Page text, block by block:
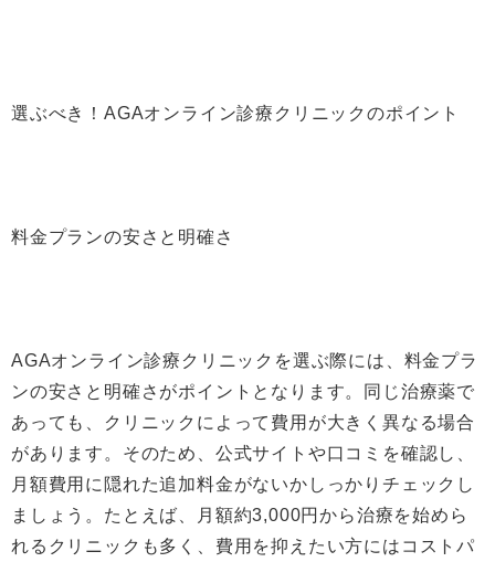
選ぶべき！AGAオンライン診療クリニックのポイント
料金プランの安さと明確さ
AGAオンライン診療クリニックを選ぶ際には、料金プラ
ンの安さと明確さがポイントとなります。同じ治療薬で
あっても、クリニックによって費用が大きく異なる場合
があります。そのため、公式サイトや口コミを確認し、
月額費用に隠れた追加料金がないかしっかりチェックし
ましょう。たとえば、月額約3,000円から治療を始めら
れるクリニックも多く、費用を抑えたい方にはコストパ